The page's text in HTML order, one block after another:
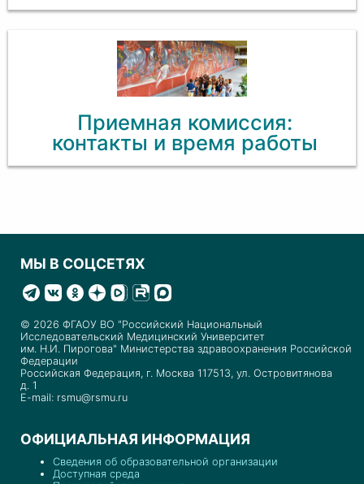
Приемная комиссия:
контакты и время работы
МЫ В СОЦСЕТЯХ
© 2026 ФГАОУ ВО "Российский Национальный
Исследовательский Медицинский Университет
им. Н.И. Пирогова" Министерства здравоохранения Российской
Федерации
Российская Федерация, г. Москва 117513, ул. Островитянова
д. 1
E-mail: rsmu@rsmu.ru
ОФИЦИАЛЬНАЯ ИНФОРМАЦИЯ
Сведения об образовательной организации
Доступная среда